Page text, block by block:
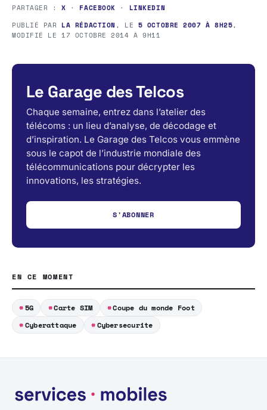
PARTAGER :X · FACEBOOK · LINKEDIN
PUBLIÉ PAR LA RÉDACTION , LE 5 OCTOBRE 2007 À 8H25,
MODIFIÉ LE17 OCTOBRE 2014 À 9H11
Le Garage des Telcos
Chaque semaine, entrez dans l’atelier des
télécoms : un lieu d’analyse, de décodage et
d’inspiration. Le Garage des Telcos vous emmène
sous le capot de l’industrie mondiale des
télécommunications pour décrypter les
innovations, les stratégies.
S'ABONNER
EN CE MOMENT
5G Carte SIM
Coupe du monde Foot
Cyberattaque
Cybersecurite